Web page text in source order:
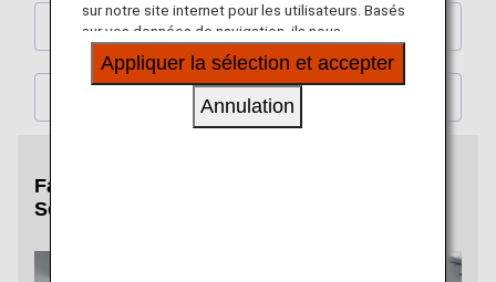
Bagages
Faites de votre voyage un moment unique.
Services optionnels recommandés
sur notre site internet pour les utilisateurs. Basés
sur vos données de navigation, ils nous
permettent de fournir du contenu qui correspond
à vos intérêts personnels à travers nos sites
Appliquer la sélection et accepter
Annulation